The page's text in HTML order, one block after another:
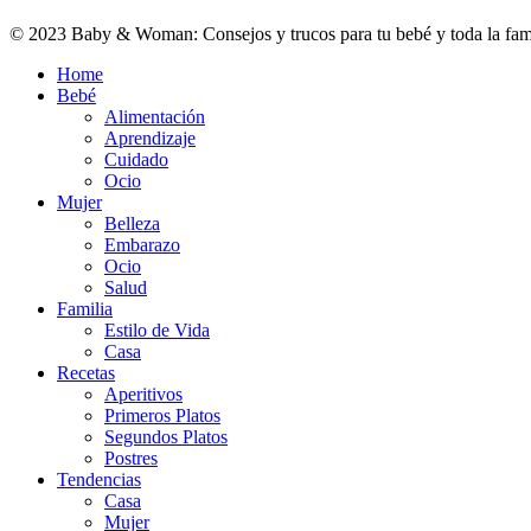
© 2023 Baby & Woman: Consejos y trucos para tu bebé y toda la
Close
Menu
Home
Bebé
Alimentación
Aprendizaje
Cuidado
Ocio
Mujer
Belleza
Embarazo
Ocio
Salud
Familia
Estilo de Vida
Casa
Recetas
Aperitivos
Primeros Platos
Segundos Platos
Postres
Tendencias
Casa
Mujer